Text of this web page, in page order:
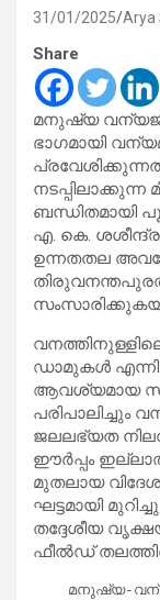
31/01/2025 Arya
Share
മനുഷ്യ
ഭാഗമായി
ബന്ധിതമായി
എ. കെ.
ഉന്നതതല
ഡാമുകൾ
ആവശ്യമായ
പരിപാലിച്ചും
ജലലഭ്യത
ഈർപ്പം
മുതലായ
ഘട്ടമായി
തദ്ദേശീയ
ഫീൽഡ്